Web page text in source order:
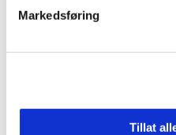
Markedsføring
Tillat